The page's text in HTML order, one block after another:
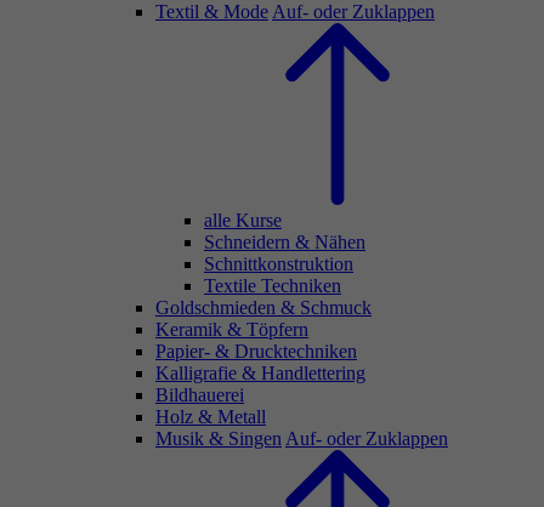
Textil & Mode Auf- oder Zuklappen
alle Kurse
Schneidern & Nähen
Schnittkonstruktion
Textile Techniken
Goldschmieden & Schmuck
Keramik & Töpfern
Papier- & Drucktechniken
Kalligrafie & Handlettering
Bildhauerei
Holz & Metall
Musik & Singen Auf- oder Zuklappen